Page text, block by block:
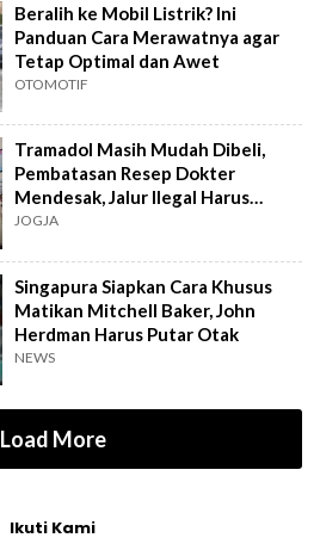
Beralih ke Mobil Listrik? Ini
Panduan Cara Merawatnya agar
Tetap Optimal dan Awet
OTOMOTIF
Tramadol Masih Mudah Dibeli,
Pembatasan Resep Dokter
Mendesak, Jalur Ilegal Harus
Distop
JOGJA
Singapura Siapkan Cara Khusus
Matikan Mitchell Baker, John
Herdman Harus Putar Otak
NEWS
Load More
Ikuti Kami